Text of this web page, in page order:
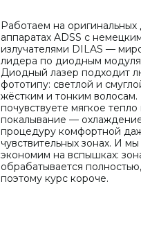
Работаем на
аппаратах ADSS с
излучателями DILAS —
лидера по диодным
Диодный лазер подходит
фототипу: светлой и
жёстким и тонким
почувствуете мягкое тепло
покалывание —
процедуру комфортной
чувствительных зонах. И
экономим на вспышках:
обрабатывается полностью,
поэтому курс короче.